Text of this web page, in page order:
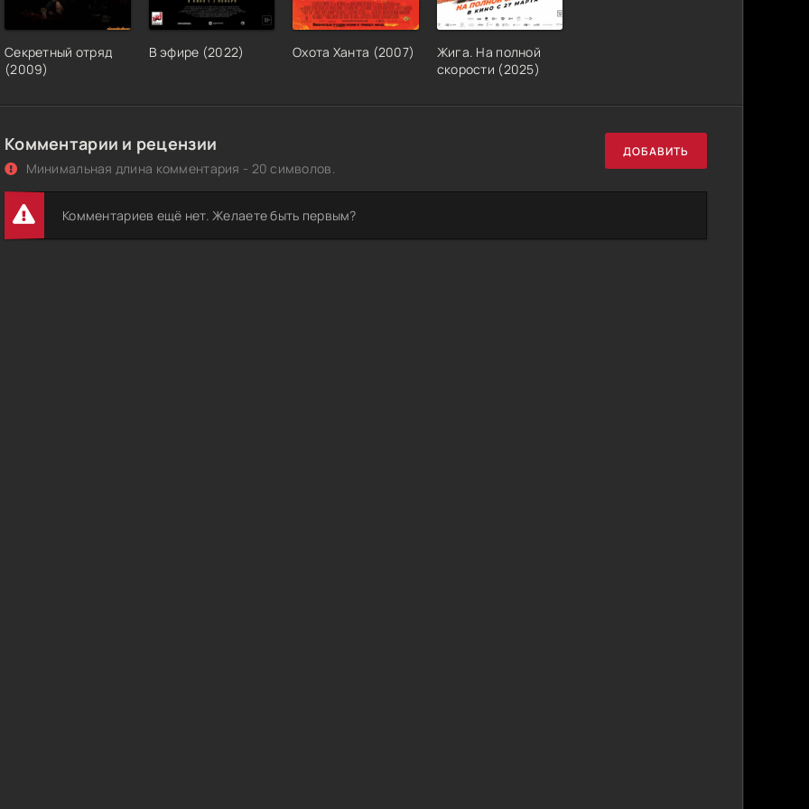
Секретный отряд
(2009)
В эфире (2022) Охота Ханта (2007)
Жига. На полной
скорости (2025)
Комментарии и рецензии
Минимальная длина комментария - 20 символов.
ДОБАВИТЬ
Комментариев ещё нет. Желаете быть первым?